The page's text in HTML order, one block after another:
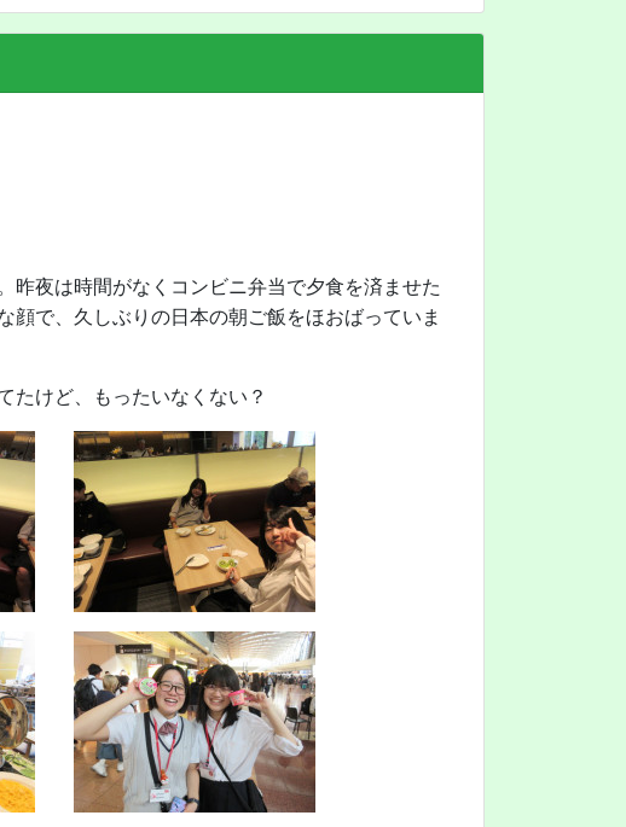
昨夜は時間がなくコンビニ弁当で夕食を済ませた
で、久しぶりの日本の朝ご飯をほおばっていま
たけど、もったいなくない？